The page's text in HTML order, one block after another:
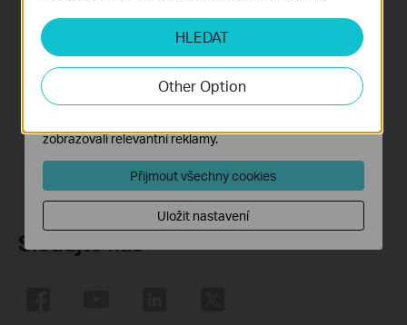
How to Resolve
Double NAT using
Starlink
Sledujte nás
HLEDAT
Other Option
Analytické a marketingové cookies
Soubory cookie pro nám umožňují analyzovat vaše
aktivity na našich webových stránkách za účelem
zlepšení a přizpůsobení jejich funkčnosti.
Marketingové soubory cookie mohou prostřednictvím
zobrazovali relevantní reklamy.
Přijmout všechny cookies
Uložit nastavení